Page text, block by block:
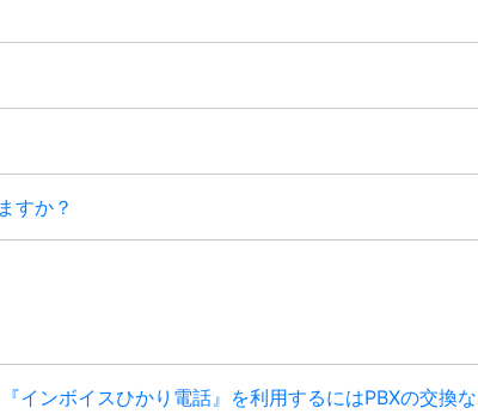
すか？
インボイスひかり電話』を利用するにはPBXの交換